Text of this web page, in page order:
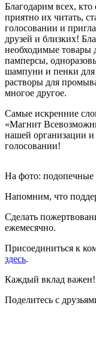
Благодарим всех,
приятно их читать,
голосовании и
друзей и близких!
необходимые товары
памперсы,
шампуни и пенки для
растворы для
многое другое.
Самые искренние
«Магнит
нашей организации и
голосовании!
На фото:
Напомним, что
Сделать
ежемесячно.
Присоединиться к
здесь.
Каждый вклад важен!
Поделитесь с